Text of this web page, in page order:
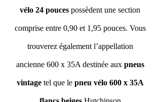
vélo 24 pouces possèdent une section
comprise entre 0,90 et 1,95 pouces. Vous
trouverez également l’appellation
ancienne 600 x 35A destinée aux pneus
vintage tel que le pneu vélo 600 x 35A